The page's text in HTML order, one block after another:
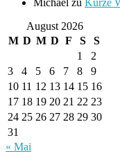
Michael zu Kurze
August 2026
M D M D F S
S
1
2
3
4 5 6 7 8
9
10 11 12 13 14 15 16
17 18 19 20 21 22 23
24 25 26 27 28 29 30
31
« Mai